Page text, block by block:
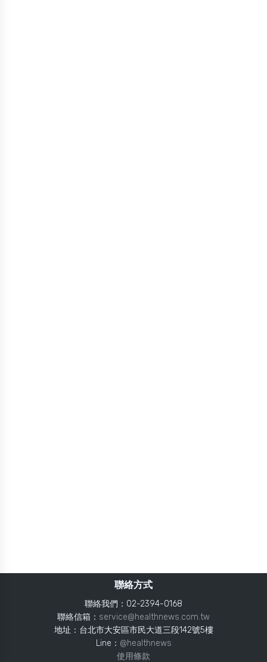
聯絡方式
聯絡我們：02-2394-0168
聯絡信箱： service@healthnews.com.tw
地址：台北市大安區市民大道三段142號5樓
Line： @healthnews
使用條款